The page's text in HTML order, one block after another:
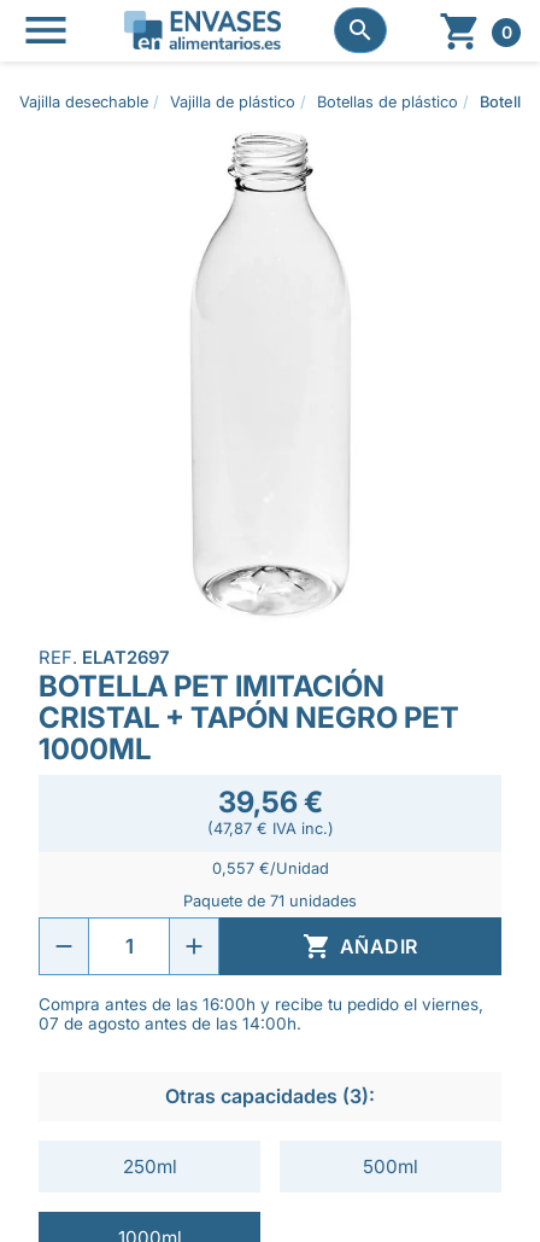
 
  0
Vajilla desechable Vajilla de plástico Botellas de plástico Botella
REF. ELAT2697
BOTELLA PET IMITACIÓN
CRISTAL + TAPÓN NEGRO PET
1000ML
39,56 €
(47,87 € IVA inc.)
0,557 €/Unidad
Paquete de 71 unidades
 AÑADIR
Compra antes de las 16:00h y recibe tu pedido el viernes,
07 de agosto antes de las 14:00h.
Otras capacidades (3):
250ml 500ml